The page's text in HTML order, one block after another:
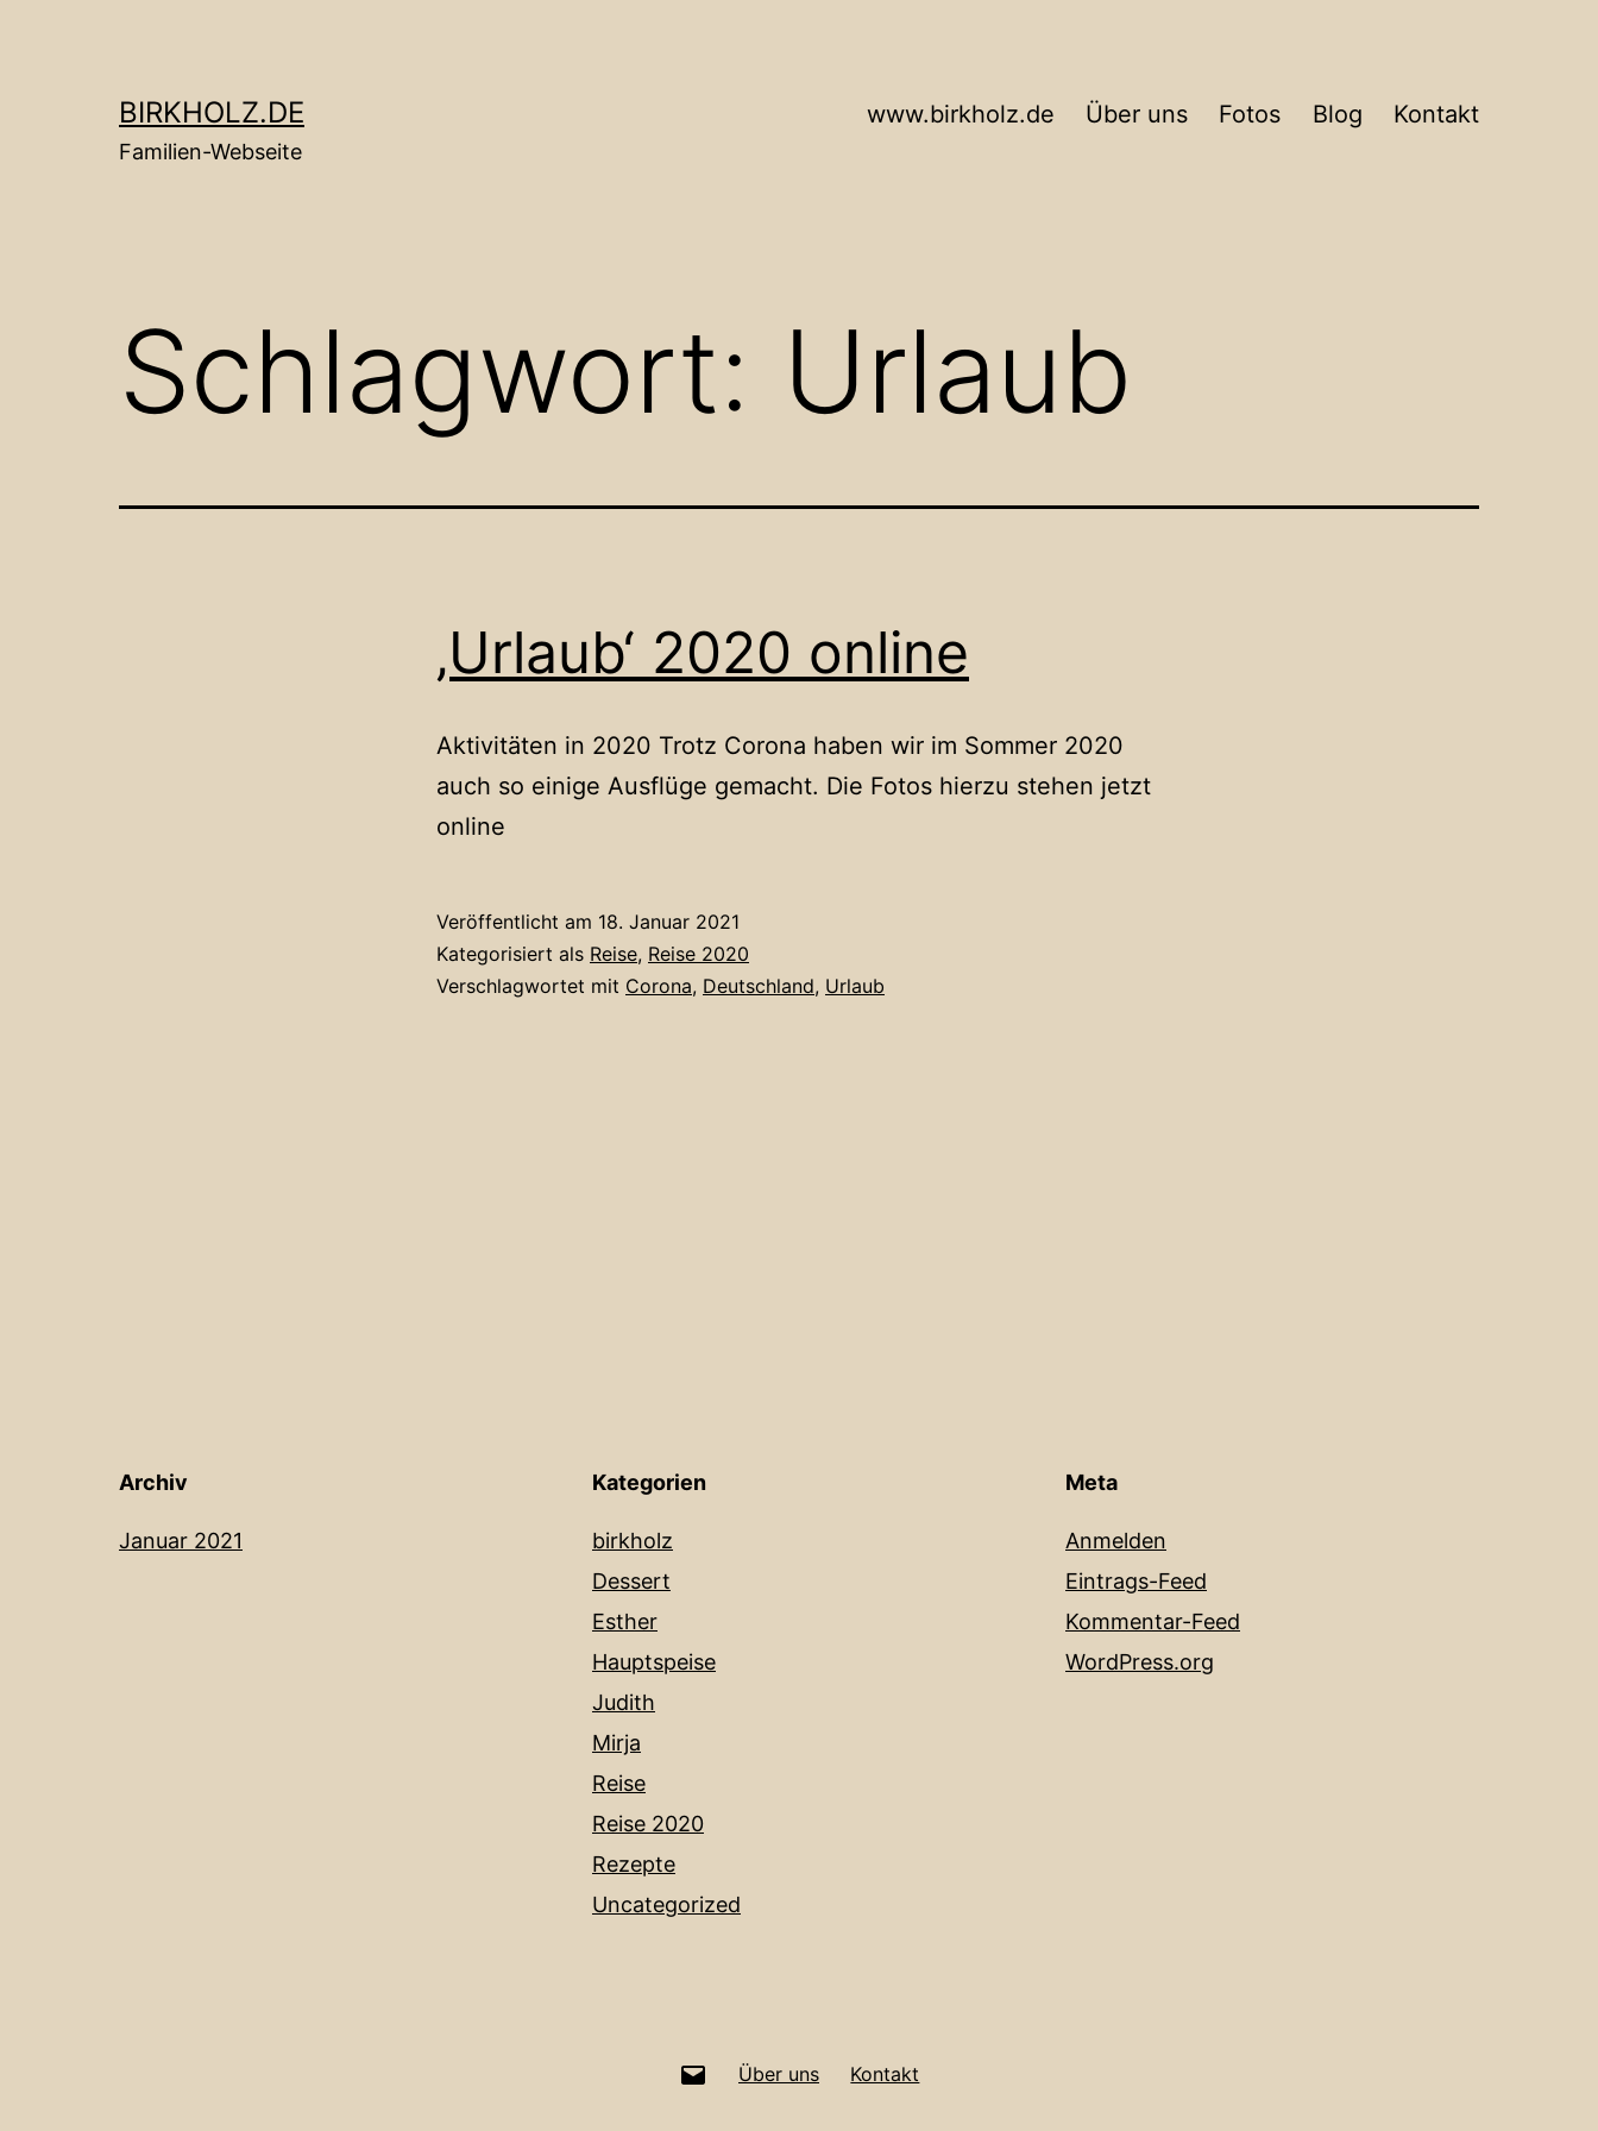
BIRKHOLZ.DE
Familien-Webseite
www.birkholz.de Über uns Fotos Blog Kontakt
Schlagwort: Urlaub
‚Urlaub‘ 2020 online
Aktivitäten in 2020 Trotz Corona haben wir im Sommer 2020
auch so einige Ausflüge gemacht. Die Fotos hierzu stehen jetzt
online
Veröffentlicht am 18. Januar 2021
Kategorisiert als Reise, Reise 2020
Verschlagwortet mit Corona, Deutschland, Urlaub
Archiv
Januar 2021
Kategorien
birkholz
Dessert
Esther
Hauptspeise
Judith
Mirja
Reise
Reise 2020
Rezepte
Uncategorized
Meta
Anmelden
Eintrags-Feed
Kommentar-Feed
WordPress.org
info@birkholz.de
Über uns Kontakt